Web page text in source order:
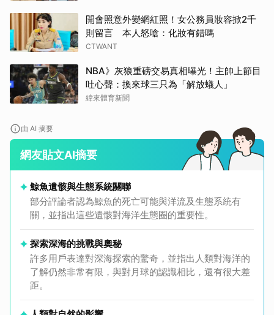
開會照意外變網紅照！女公務員妝容掀2千
則留言 本人怒嗆：化妝有錯嗎
CTWANT
NBA》灰狼重磅交易真相曝光！主帥上節目
吐心聲：換來球三只為「解放蟻人」
緯來體育新聞
由 AI 摘要
網友貼文AI摘要
鯨魚遺骸與生態系統關聯
部分評論者認為鯨魚的死亡可能與洋流及生態系統有
關，並指出這些遺骸對海洋生態圈的重要性。
探索深海的挑戰與奧秘
許多用戶表達對深海探索的驚奇，並指出人類對海洋的
了解仍然非常有限，與對月球的認識相比，還有很大差
距。